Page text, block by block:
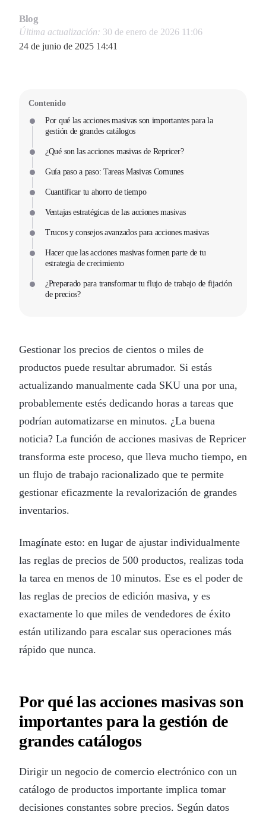
Blog
Última actualización: 30 de enero de 2026 11:06
24 de junio de 2025 14:41
Contenido
Por qué las acciones masivas son importantes para la
gestión de grandes catálogos
¿Qué son las acciones masivas de Repricer?
Guía paso a paso: Tareas Masivas Comunes
Cuantificar tu ahorro de tiempo
Ventajas estratégicas de las acciones masivas
Trucos y consejos avanzados para acciones masivas
Hacer que las acciones masivas formen parte de tu
estrategia de crecimiento
¿Preparado para transformar tu flujo de trabajo de fijación
de precios?
Gestionar los precios de cientos o miles de
productos puede resultar abrumador. Si estás
actualizando manualmente cada SKU una por una,
probablemente estés dedicando horas a tareas que
podrían automatizarse en minutos. ¿La buena
noticia? La función de acciones masivas de Repricer
transforma este proceso, que lleva mucho tiempo, en
un flujo de trabajo racionalizado que te permite
gestionar eficazmente la revalorización de grandes
inventarios.
Imagínate esto: en lugar de ajustar individualmente
las reglas de precios de 500 productos, realizas toda
la tarea en menos de 10 minutos. Ese es el poder de
las reglas de precios de edición masiva, y es
exactamente lo que miles de vendedores de éxito
están utilizando para escalar sus operaciones más
rápido que nunca.
Por qué las acciones masivas son
importantes para la gestión de
grandes catálogos
Dirigir un negocio de comercio electrónico con un
catálogo de productos importante implica tomar
decisiones constantes sobre precios. Según datos